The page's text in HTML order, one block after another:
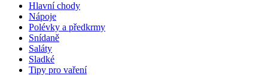
Hlavní chody
Nápoje
Polévky a předkrmy
Snídaně
Saláty
Sladké
Tipy pro vaření